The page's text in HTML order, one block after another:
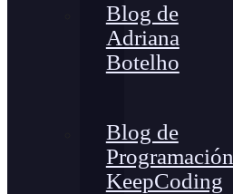
Blog de
Adriana
Botelho
Blog de
Programación
KeepCoding